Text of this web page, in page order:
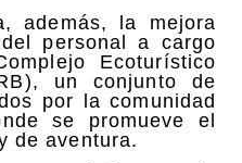
además, la mejora
personal a cargo
Ecoturístico
un conjunto de
por la comunidad
se promueve el
de aventura.